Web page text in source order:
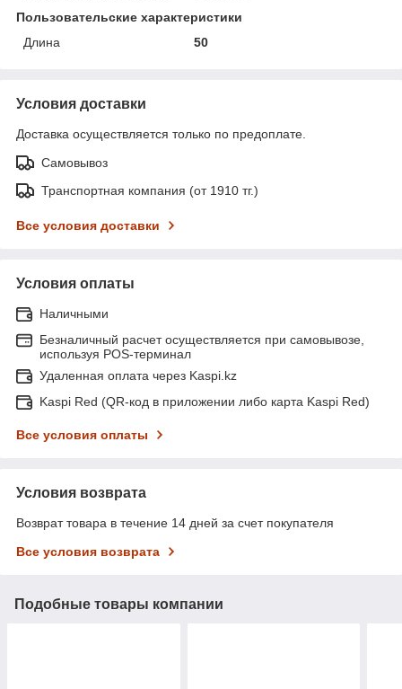
Пользовательские характеристики
Длина
50
Условия доставки
Доставка осуществляется только по предоплате.
Самовывоз
Транспортная компания (от 1910 тг.)
Все условия доставки
Условия оплаты
Наличными
Безналичный расчет осуществляется при самовывозе,
используя POS-терминал
Удаленная оплата через Kaspi.kz
Kaspi Red (QR-код в приложении либо карта Kaspi Red)
Все условия оплаты
Условия возврата
Возврат товара в течение 14 дней за счет покупателя
Все условия возврата
Подобные товары компании